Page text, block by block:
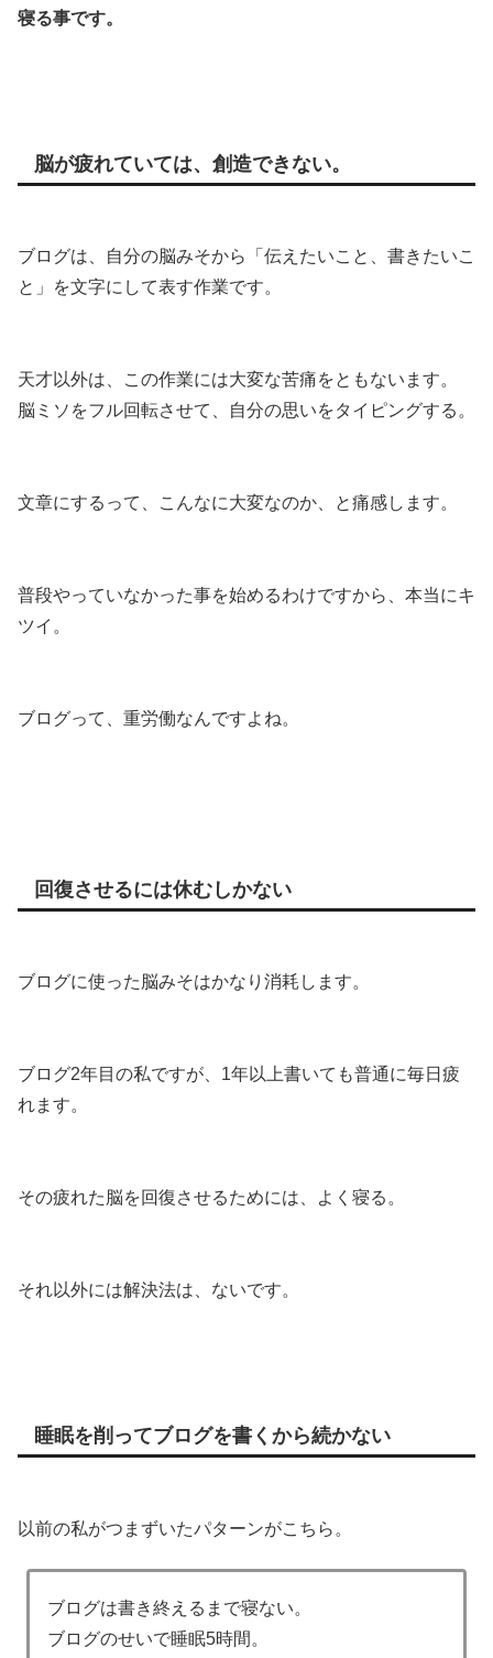
寝る事です。
脳が疲れていては、創造できない。
ブログは、自分の脳みそから「伝えたいこと、書きたいこ
と」を文字にして表す作業です。
天才以外は、この作業には大変な苦痛をともないます。
脳ミソをフル回転させて、自分の思いをタイピングする。
文章にするって、こんなに大変なのか、と痛感します。
普段やっていなかった事を始めるわけですから、本当にキ
ツイ。
ブログって、重労働なんですよね。
回復させるには休むしかない
ブログに使った脳みそはかなり消耗します。
ブログ2年目の私ですが、1年以上書いても普通に毎日疲
れます。
その疲れた脳を回復させるためには、よく寝る。
それ以外には解決法は、ないです。
睡眠を削ってブログを書くから続かない
以前の私がつまずいたパターンがこちら。
ブログは書き終えるまで寝ない。
ブログのせいで睡眠5時間。